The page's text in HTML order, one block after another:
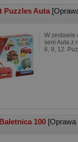
Puzzles Auta
W zestawie
serii Auta z
6, 9, 12.
100 [Oprawa